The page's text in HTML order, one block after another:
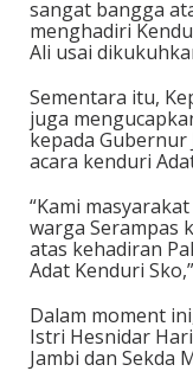
sangat bangga
menghadiri
Ali usai
Sementara itu,
juga
kepada Gubernur
acara kenduri
“Kami
warga Serampas
atas kehadiran
Adat Kenduri
Dalam moment
Istri Hesnidar
Jambi dan Sekda